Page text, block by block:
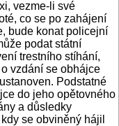
vezme-li své
co se po zahájení
bude konat policejní
podat státní
trestního stíhání,
vzdání se obhájce
Podstatné
do jeho opětovného
a důsledky
se obviněný hájil